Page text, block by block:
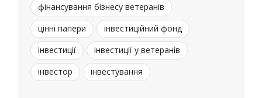
фінансування бізнесу ветеранів
цінні папери
інвестиційний фонд
інвестиції
інвестиції у ветеранів
інвестор
інвестування